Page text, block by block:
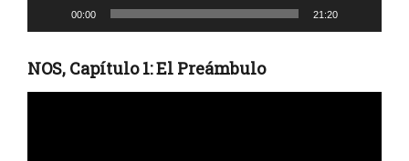
00:00 21:20
NOS, Capítulo 1: El Preámbulo